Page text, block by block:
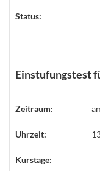
Status:
Einstufungstest
Zeitraum:
Uhrzeit:
Kurstage: